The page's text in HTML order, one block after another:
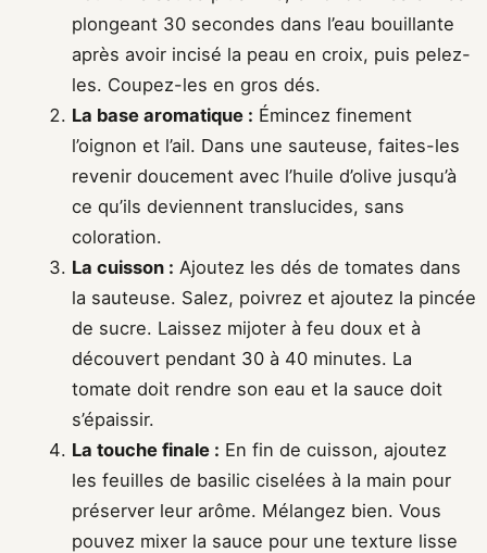
plongeant 30 secondes dans l’eau bouillante
après avoir incisé la peau en croix, puis pelez-
les. Coupez-les en gros dés.
La base aromatique : Émincez finement
l’oignon et l’ail. Dans une sauteuse, faites-les
revenir doucement avec l’huile d’olive jusqu’à
ce qu’ils deviennent translucides, sans
coloration.
La cuisson : Ajoutez les dés de tomates dans
la sauteuse. Salez, poivrez et ajoutez la pincée
de sucre. Laissez mijoter à feu doux et à
découvert pendant 30 à 40 minutes. La
tomate doit rendre son eau et la sauce doit
s’épaissir.
La touche finale : En fin de cuisson, ajoutez
les feuilles de basilic ciselées à la main pour
préserver leur arôme. Mélangez bien. Vous
pouvez mixer la sauce pour une texture lisse